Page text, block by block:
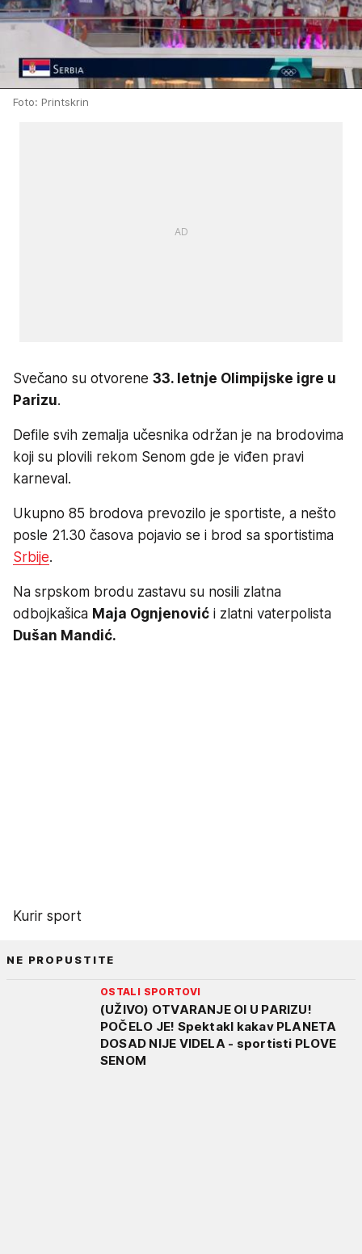
Foto: Printskrin
Svečano su otvorene 33. letnje Olimpijske igre u
Parizu.
Defile svih zemalja učesnika održan je na brodovima
koji su plovili rekom Senom gde je viđen pravi
karneval.
Ukupno 85 brodova prevozilo je sportiste, a nešto
posle 21.30 časova pojavio se i brod sa sportistima
Srbije.
Na srpskom brodu zastavu su nosili zlatna
odbojkašica Maja Ognjenović i zlatni vaterpolista
Dušan Mandić.
Kurir sport
NE PROPUSTITE
OSTALI SPORTOVI
(UŽIVO) OTVARANJE OI U PARIZU!
POČELO JE! Spektakl kakav PLANETA
DOSAD NIJE VIDELA - sportisti PLOVE
SENOM